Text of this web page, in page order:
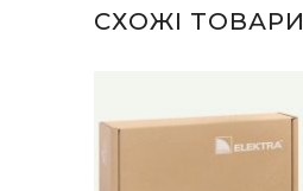
СХОЖІ ТОВАРИ